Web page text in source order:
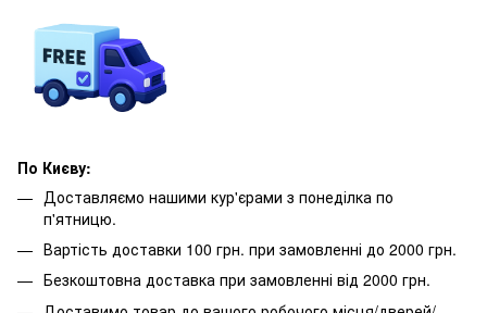
По Києву:
Доставляємо нашими кур'єрами з понеділка по
п'ятницю.
Вартість доставки 100 грн. при замовленні до 2000 грн.
Безкоштовна доставка при замовленні від 2000 грн.